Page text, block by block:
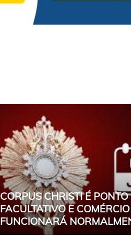
CORPUS CHRISTI É PONTO
FACULTATIVO E COMÉRCIO
FUNCIONARÁ